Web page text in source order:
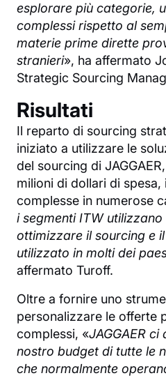
esplorare più categorie,
complessi rispetto al
materie prime dirette
stranieri», ha affermato
Strategic Sourcing
Risultati
Il reparto di sourcing
iniziato a utilizzare le
del sourcing di
milioni di dollari di
complesse in numerose
i segmenti ITW utilizzano
ottimizzare il sourcing e
utilizzato in molti dei
affermato Turoff.
Oltre a fornire uno
personalizzare le offerte
complessi, «JAGGAER
nostro budget di tutte le
che normalmente